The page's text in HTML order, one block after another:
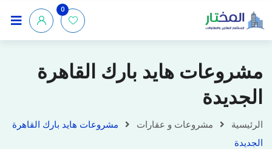
0
مشروعات هايد بارك القاهرة
الجديدة
الرئيسية مشروعات و عقارات
مشروعات هايد بارك القاهرة
الجديدة